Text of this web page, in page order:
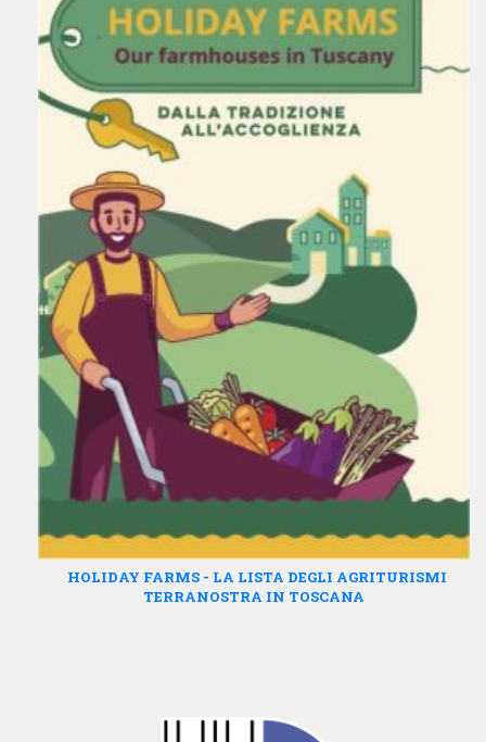
HOLIDAY FARMS - LA LISTA DEGLI AGRITURISMI
TERRANOSTRA IN TOSCANA